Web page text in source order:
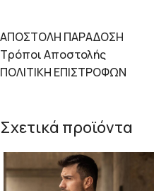
ΑΠΟΣΤΟΛΗ ΠΑΡΑΔΟΣΗ
Τρόποι Αποστολής
ΠΟΛΙΤΙΚΗ ΕΠΙΣΤΡΟΦΩΝ
Σχετικά προϊόντα